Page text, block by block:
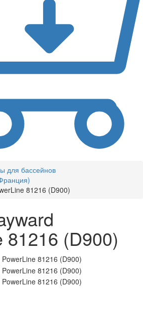
для бассейнов
81216 (D900)
81216 (D900)